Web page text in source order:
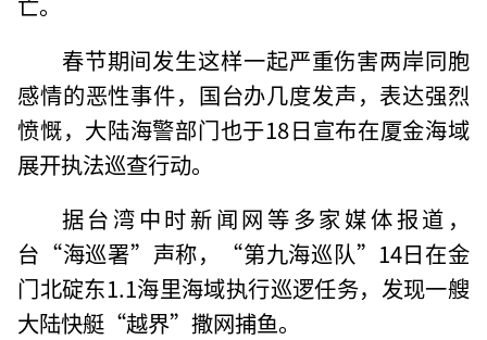
春节期间发生这样一起严重伤害两岸同胞
感情的恶性事件，国台办几度发声，表达强烈
愤慨，大陆海警部门也于18日宣布在厦金海域
展开执法巡查行动。
据台湾中时新闻网等多家媒体报道，
台“海巡署”声称，“第九海巡队”14日在金
门北碇东1.1海里海域执行巡逻任务，发现一艘
大陆快艇“越界”撒网捕鱼。